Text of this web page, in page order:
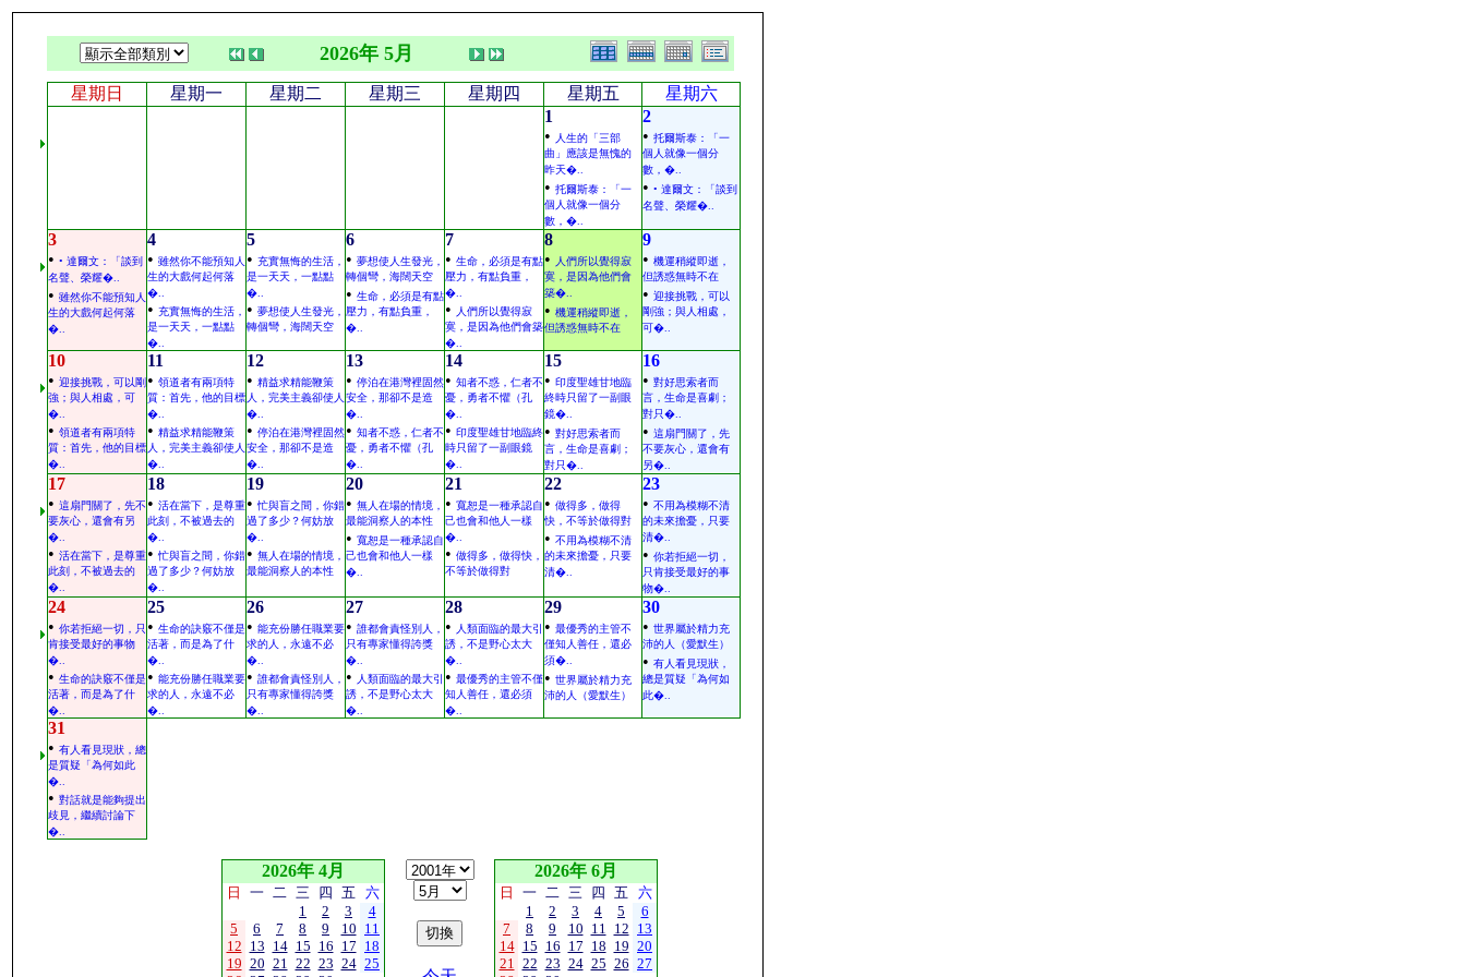
2026年 5月
星期日 星期一 星期二 星期三 星期四 星期五
星期六
1
•
人生的「三部
曲」應該是無愧的
昨天�..
• 托爾斯泰：「一
個人就像一個分
數，�..
2
• 托爾斯泰：「一
個人就像一個分
數，�..
• • 達爾文：「談到
名聲、榮耀�..
3
• • 達爾文：「談到
名聲、榮耀�..
• 雖然你不能預知人
生的大戲何起何落
�..
4
• 雖然你不能預知人
生的大戲何起何落
�..
• 充實無悔的生活，
是一天天，一點點
�..
5
• 充實無悔的生活，
是一天天，一點點
�..
• 夢想使人生發光，
轉個彎，海闊天空
6
• 夢想使人生發光，
轉個彎，海闊天空
• 生命，必須是有點
壓力，有點負重，
�..
7
• 生命，必須是有點
壓力，有點負重，
�..
•
人們所以覺得寂
寞，是因為他們會築
�..
8
•
人們所以覺得寂
寞，是因為他們會
築�..
• 機運稍縱即逝，
但誘惑無時不在
9
• 機運稍縱即逝，
但誘惑無時不在
• 迎接挑戰，可以
剛強；與人相處，
可�..
10
• 迎接挑戰，可以剛
強；與人相處，可
�..
• 領道者有兩項特
質：首先，他的目標
�..
11
• 領道者有兩項特
質：首先，他的目標
�..
• 精益求精能鞭策
人，完美主義卻使人
�..
12
• 精益求精能鞭策
人，完美主義卻使人
�..
• 停泊在港灣裡固然
安全，那卻不是造
�..
13
• 停泊在港灣裡固然
安全，那卻不是造
�..
• 知者不惑，仁者不
憂，勇者不懼（孔
�..
14
• 知者不惑，仁者不
憂，勇者不懼（孔
�..
• 印度聖雄甘地臨終
時只留了一副眼鏡
�..
15
• 印度聖雄甘地臨
終時只留了一副眼
鏡�..
• 對好思索者而
言，生命是喜劇；
對只�..
16
• 對好思索者而
言，生命是喜劇；
對只�..
• 這扇門關了，先
不要灰心，還會有
另�..
17
• 這扇門關了，先不
要灰心，還會有另
�..
• 活在當下，是尊重
此刻，不被過去的
�..
18
• 活在當下，是尊重
此刻，不被過去的
�..
• 忙與盲之間，你錯
過了多少？何妨放
�..
19
• 忙與盲之間，你錯
過了多少？何妨放
�..
• 無人在場的情境，
最能洞察人的本性
20
• 無人在場的情境，
最能洞察人的本性
• 寬恕是一種承認自
己也會和他人一樣
�..
21
• 寬恕是一種承認自
己也會和他人一樣
�..
• 做得多，做得快，
不等於做得對
22
• 做得多，做得
快，不等於做得對
• 不用為模糊不清
的未來擔憂，只要
清�..
23
• 不用為模糊不清
的未來擔憂，只要
清�..
• 你若拒絕一切，
只肯接受最好的事
物�..
24
• 你若拒絕一切，只
肯接受最好的事物
�..
• 生命的訣竅不僅是
活著，而是為了什
�..
25
• 生命的訣竅不僅是
活著，而是為了什
�..
• 能充份勝任職業要
求的人，永遠不必
�..
26
• 能充份勝任職業要
求的人，永遠不必
�..
• 誰都會責怪別人，
只有專家懂得誇獎
�..
27
• 誰都會責怪別人，
只有專家懂得誇獎
�..
•
人類面臨的最大引
誘，不是野心太大
�..
28
•
人類面臨的最大引
誘，不是野心太大
�..
• 最優秀的主管不僅
知人善任，還必須
�..
29
• 最優秀的主管不
僅知人善任，還必
須�..
• 世界屬於精力充
沛的人（愛默生）
30
• 世界屬於精力充
沛的人（愛默生）
• 有人看見現狀，
總是質疑「為何如
此�..
31
• 有人看見現狀，總
是質疑「為何如此
�..
• 對話就是能夠提出
歧見，繼續討論下
�..
2026年 4月
日 一 二 三 四 五
六
1
2 3
4
5
6 7 8 9 10 11
12 13 14 15 16 17 18
19 20 21 22 23 24 25
2026年 6月
日 一 二 三 四 五
六
1
2 3 4 5
6
7
8 9 10 11 12 13
14 15 16 17 18 19 20
21 22 23 24 25 26 27